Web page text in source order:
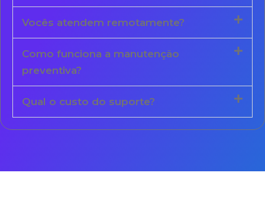
Vocês atendem remotamente?
Como funciona a manutenção
preventiva?
Qual o custo do suporte?